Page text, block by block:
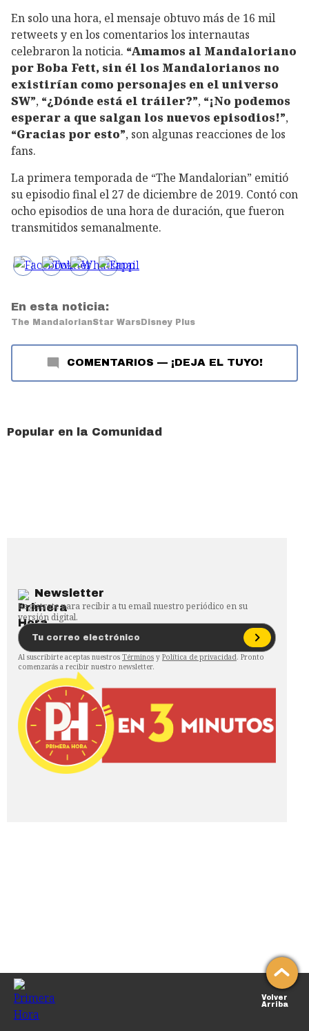
En solo una hora, el mensaje obtuvo más de 16 mil
retweets y en los comentarios los internautas
celebraron la noticia. “Amamos al Mandaloriano
por Boba Fett, sin él los Mandalorianos no
existirían como personajes en el universo
SW”, “¿Dónde está el tráiler?”, “¡No podemos
esperar a que salgan los nuevos episodios!”,
“Gracias por esto”, son algunas reacciones de los
fans.
La primera temporada de “The Mandalorian” emitió
su episodio final el 27 de diciembre de 2019. Contó con
ocho episodios de una hora de duración, que fueron
transmitidos semanalmente.
En esta noticia:
The MandalorianStar WarsDisney Plus
COMENTARIOS — ¡DEJA EL TUYO!
Popular en la Comunidad
Newsletter
Regístrate para recibir a tu email nuestro periódico en su
versión digital.
Al suscribirte aceptas nuestros Términos y Política de privacidad. Pronto
comenzarás a recibir nuestro newsletter.
Volver
Arriba